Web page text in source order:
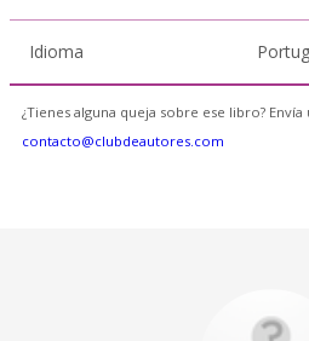
Idioma
¿Tienes alguna queja sobre ese libro?
contacto@clubdeautores.com